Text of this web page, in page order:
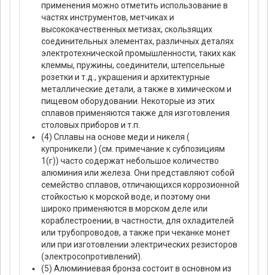
применения можно отметить использование в
частях инструментов, метчиках и
высококачественных метизах, скользящих
соединительных элементах, различных деталях
электротехнической промышленности, таких как
клеммы, пружины, соединители, штепсельные
розетки и т.д., украшения и архитектурные
металлические детали, а также в химическом и
пищевом оборудовании. Некоторые из этих
сплавов применяются также для изготовления
столовых приборов и т.п.
(4) Сплавы на основе меди и никеля (
купроникели ) (см. примечание к субпозициям
1(г)) часто содержат небольшое количество
алюминия или железа. Они представляют собой
семейство сплавов, отличающихся коррозионной
стойкостью к морской воде, и поэтому они
широко применяются в морском деле или
кораблестроении, в частности, для охладителей
или трубопроводов, а также при чеканке монет
или при изготовлении электрических резисторов
(электросопротивлений).
(5) Алюминиевая бронза состоит в основном из